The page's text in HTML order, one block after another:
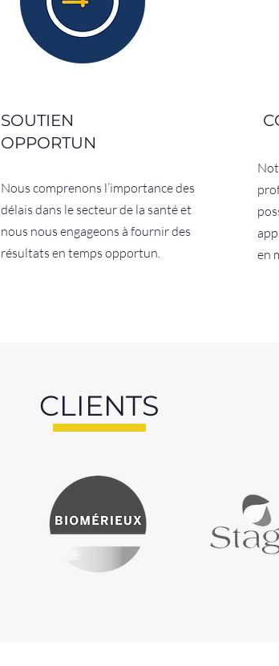
SOUTIEN
OPPORTUN
Nous comprenons l’importance des
délais dans le secteur de la santé et
nous nous engageons à fournir des
résultats en temps opportun.
en
CLIENTS